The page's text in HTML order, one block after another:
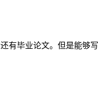
有毕业论文。但是能